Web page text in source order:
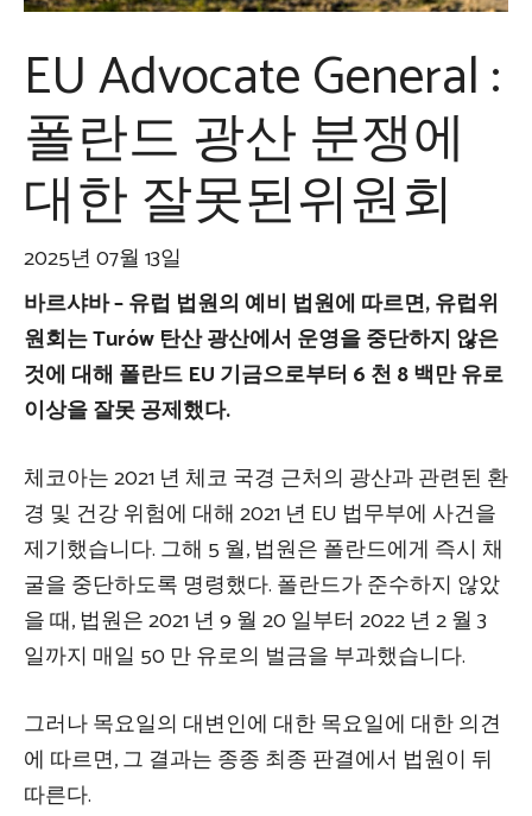
EU Advocate General :
폴란드 광산 분쟁에
대한 잘못된위원회
2025년 07월 13일
바르샤바 – 유럽 법원의 예비 법원에 따르면, 유럽위
원회는 Turów 탄산 광산에서 운영을 중단하지 않은
것에 대해 폴란드 EU 기금으로부터 6 천 8 백만 유로
이상을 잘못 공제했다.
체코아는 2021 년 체코 국경 근처의 광산과 관련된 환
경 및 건강 위험에 대해 2021 년 EU 법무부에 사건을
제기했습니다. 그해 5 월, 법원은 폴란드에게 즉시 채
굴을 중단하도록 명령했다. 폴란드가 준수하지 않았
을 때, 법원은 2021 년 9 월 20 일부터 2022 년 2 월 3
일까지 매일 50 만 유로의 벌금을 부과했습니다.
그러나 목요일의 대변인에 대한 목요일에 대한 의견
에 따르면, 그 결과는 종종 최종 판결에서 법원이 뒤
따른다.